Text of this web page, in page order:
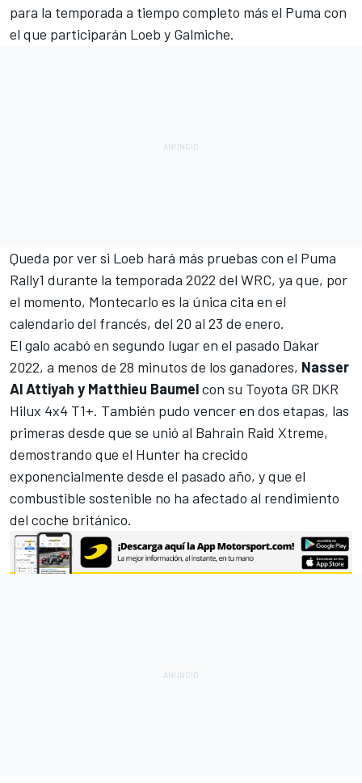
para la temporada a tiempo completo más el Puma con
el que participarán Loeb y Galmiche.
Queda por ver si Loeb hará más pruebas con el Puma
Rally1 durante la temporada 2022 del WRC, ya que, por
el momento, Montecarlo es la única cita en el
calendario del francés, del 20 al 23 de enero.
El galo acabó en segundo lugar en el pasado Dakar
2022, a menos de 28 minutos de los ganadores, Nasser
Al Attiyah y Matthieu Baumelcon su Toyota GR DKR
Hilux 4x4 T1+. También pudo vencer en dos etapas, las
primeras desde que se unió al Bahrain Raid Xtreme,
demostrando que el Hunter ha crecido
exponencialmente desde el pasado año, y que el
combustible sostenible no ha afectado al rendimiento
del coche británico.